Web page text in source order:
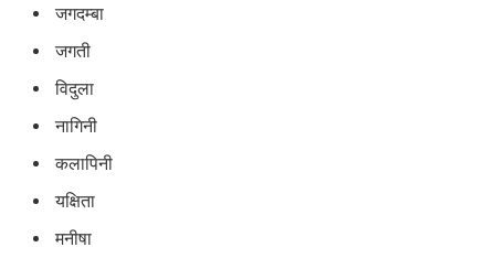
जगदम्बा
जगती
विदुला
नागिनी
कलापिनी
यक्षिता
मनीषा